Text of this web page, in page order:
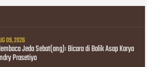
09, 2026
Jeda Sebat(ang): Bicara di Balik Asap Karya
Prasetiyo